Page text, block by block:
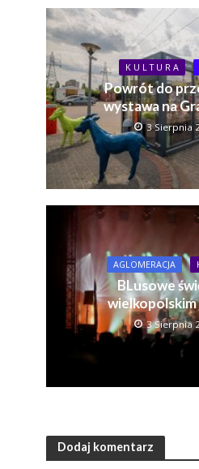
K U L T U R A
Powrót do
wystawa na
3 Sierpnia
AGLOMERACJA
BLusowe
3 Sierpnia
Dodaj komentarz